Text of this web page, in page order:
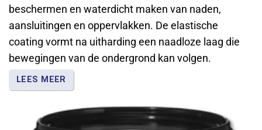
beschermen en waterdicht maken van naden,
aansluitingen en oppervlakken. De elastische
coating vormt na uitharding een naadloze laag die
bewegingen van de ondergrond kan volgen.
LEES MEER
Verkrijgbaar in verschillende uitvoeringen voor
reparatie-, afdichtings- en